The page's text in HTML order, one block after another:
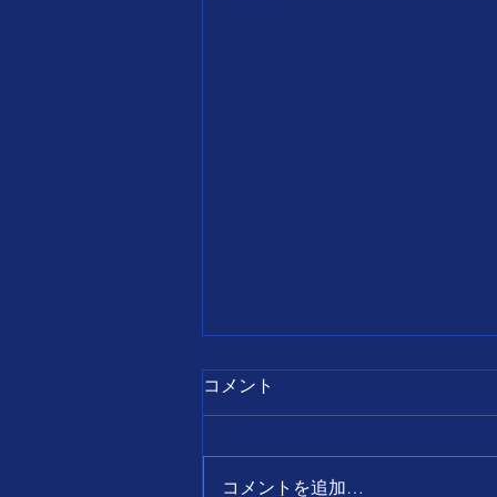
7月28日
【誕生日の名言】 すべて
ればチャンスとなり、 後ろ
コメント
コメントを追加…